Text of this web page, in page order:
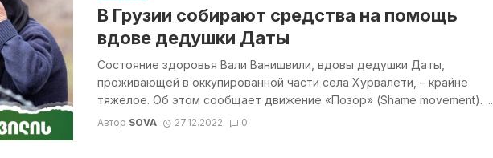
В Грузии собирают средства на помощь
вдове дедушки Даты
Состояние здоровья Вали Ванишвили, вдовы дедушки Даты,
проживающей в оккупированной части села Хурвалети, – крайне
тяжелое. Об этом сообщает движение «Позор» (Shame movement). ...
Автор SOVA 27.12.2022 0